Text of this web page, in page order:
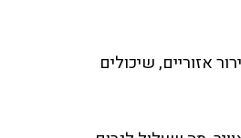
אזוריים, שיכולים